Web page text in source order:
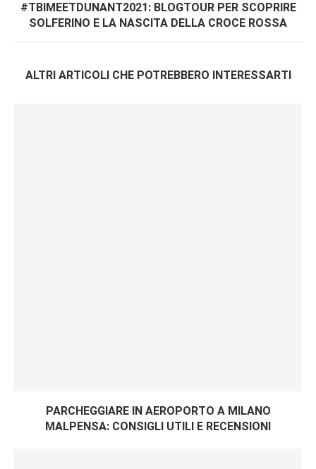
#TBIMEETDUNANT2021: BLOGTOUR PER SCOPRIRE
SOLFERINO E LA NASCITA DELLA CROCE ROSSA
ALTRI ARTICOLI CHE POTREBBERO INTERESSARTI
PARCHEGGIARE IN AEROPORTO A MILANO
MALPENSA: CONSIGLI UTILI E RECENSIONI